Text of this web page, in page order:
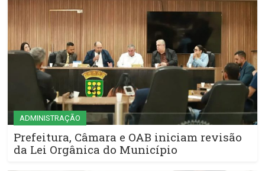
ADMINISTRAÇÃO
Prefeitura, Câmara e OAB iniciam revisão
da Lei Orgânica do Município